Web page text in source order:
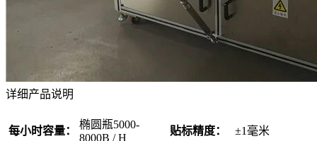
详细产品说明
每小时容量：
椭圆瓶5000-
8000B / H
贴标精度： ±1毫米